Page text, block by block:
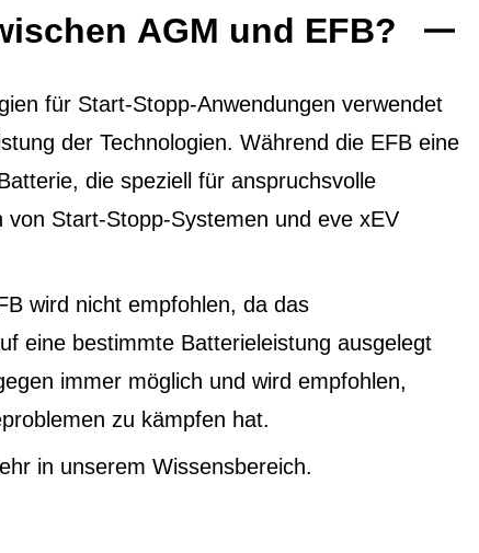
AGM und EFB?
für Start-Stopp-Anwendungen verwendet
der Technologien. Während die EFB eine
die speziell für anspruchsvolle
Start-Stopp-Systemen und eve xEV
wird nicht empfohlen, da das
eine bestimmte Batterieleistung ausgelegt
immer möglich und wird empfohlen,
zu kämpfen hat.
in unserem Wissensbereich.